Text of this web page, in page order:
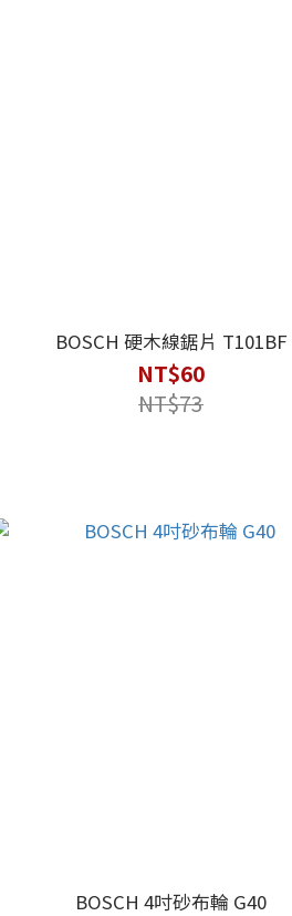
BOSCH 硬木線鋸片 T101BF
NT$60
NT$73
BOSCH 4吋砂布輪 G40